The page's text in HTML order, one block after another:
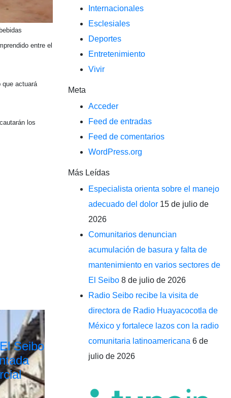
entre el
que actuará
los
Seibo
Internacionales
Esclesiales
Deportes
Entretenimiento
Vivir
Meta
Acceder
Feed de entradas
Feed de comentarios
WordPress.org
Más Leídas
Especialista orienta sobre el manejo
adecuado del dolor 15 de julio de
2026
Comunitarios denuncian
acumulación de basura y falta de
mantenimiento en varios sectores de
El Seibo 8 de julio de 2026
Radio Seibo recibe la visita de
directora de Radio Huayacocotla de
México y fortalece lazos con la radio
comunitaria latinoamericana 6 de
julio de 2026